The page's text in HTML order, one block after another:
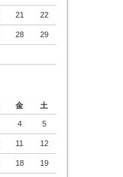
21 22
28 29
金 土
4 5
11 12
18 19